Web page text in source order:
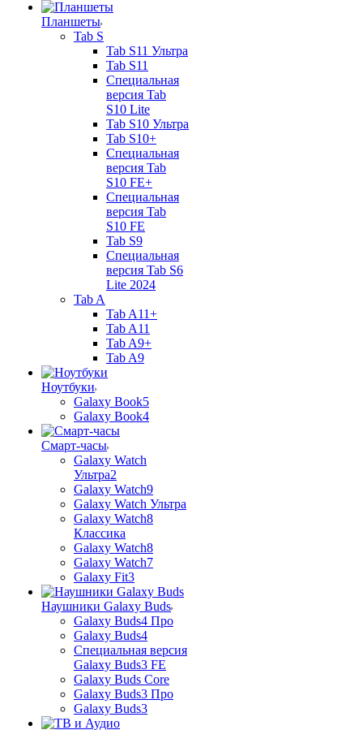
Планшеты
Tab S
Tab S11 Ультра
Tab S11
Специальная
версия Tab
S10 Lite
Tab S10 Ультра
Tab S10+
Специальная
версия Tab
S10 FE+
Специальная
версия Tab
S10 FE
Tab S9
Специальная
версия Tab S6
Lite 2024
Tab A
Tab A11+
Tab A11
Tab A9+
Tab A9
Ноутбуки
Galaxy Book5
Galaxy Book4
Смарт-часы
Galaxy Watch
Ультра2
Galaxy Watch9
Galaxy Watch Ультра
Galaxy Watch8
Классика
Galaxy Watch8
Galaxy Watch7
Galaxy Fit3
Наушники Galaxy Buds
Galaxy Buds4 Про
Galaxy Buds4
Специальная версия
Galaxy Buds3 FE
Galaxy Buds Core
Galaxy Buds3 Про
Galaxy Buds3